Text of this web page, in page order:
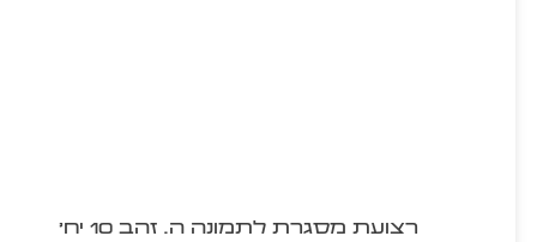
רצועת מסגרת לתמונה ה. זהב 10 יח'